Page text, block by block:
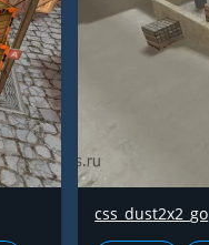
css_dust2x2_go